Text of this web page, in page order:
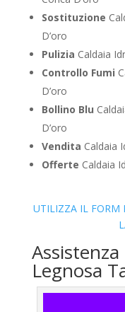
Sostituzione
D’oro
Pulizia Caldaia
Controllo Fumi
D’oro
Bollino Blu
D’oro
Vendita Caldaia
Offerte Caldaia
UTILIZZA IL FORM
Legnosa